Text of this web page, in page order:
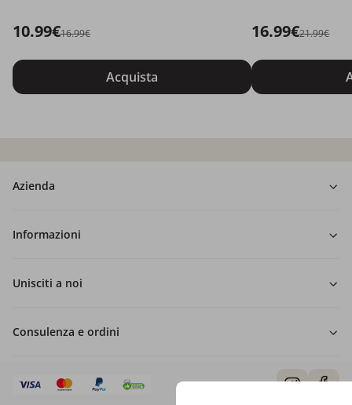
10.99€16.99€
Acquista
16.99€21.99€
Azienda
Informazioni
Unisciti a noi
Consulenza e ordini